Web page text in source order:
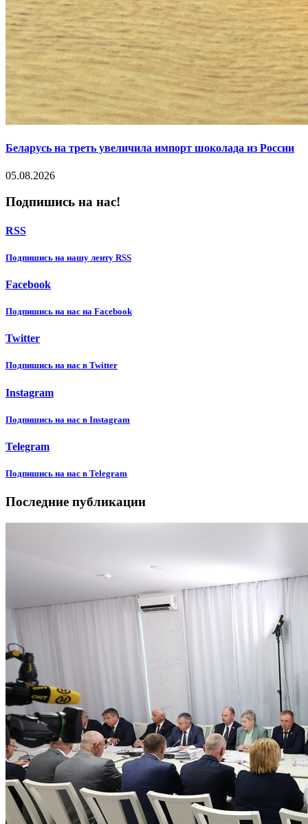
Беларусь на треть увеличила импорт шоколада из России
05.08.2026
Подпишись на нас!
RSS
Подпишиcь на нашу ленту RSS
Facebook
Подпишиcь на нас на Facebook
Twitter
Подпишиcь на нас в Twitter
Instagram
Подпишиcь на нас в Instagram
Telegram
Подпишиcь на нас в Telegram
Последние публикации